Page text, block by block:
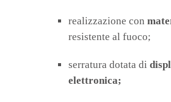
realizzazione con
resistente al fuoco;
serratura dotata di
elettronica;